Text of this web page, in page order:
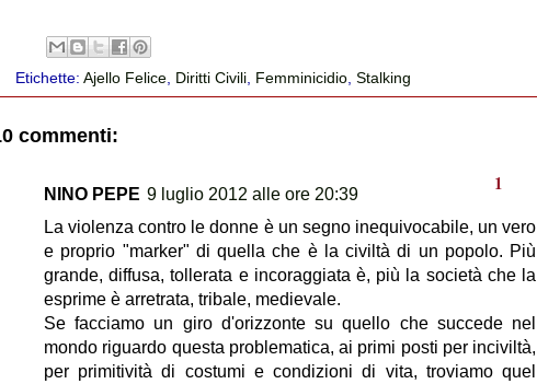
Etichette:Ajello Felice Diritti Civili Femminicidio ,Stalking
commenti:
NINO PEPE 9 luglio 2012 alle ore 20:39
La violenza contro le donne è un segno inequivocabile, un vero
e proprio "marker" di quella che è la civiltà di un popolo. Più
grande, diffusa, tollerata e incoraggiata è, più la società che la
esprime è arretrata, tribale, medievale.
Se facciamo un giro d'orizzonte su quello che succede nel
mondo riguardo questa problematica, ai primi posti per inciviltà,
per primitività di costumi e condizioni di vita, troviamo quel